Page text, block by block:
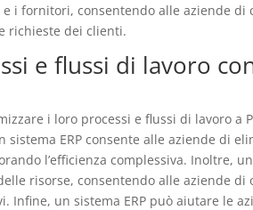
i fornitori, consentendo alle aziende
richieste dei clienti.
e flussi di lavoro
i loro processi e flussi di lavoro a
ERP consente alle aziende di
l’efficienza complessiva. Inoltre,
risorse, consentendo alle aziende di
un sistema ERP può aiutare le